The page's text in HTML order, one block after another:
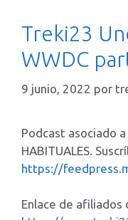
Treki23
WWDC
9 junio, 2022 por
Podcast asociado a
HABITUALES.
https://
Enlace de afiliados